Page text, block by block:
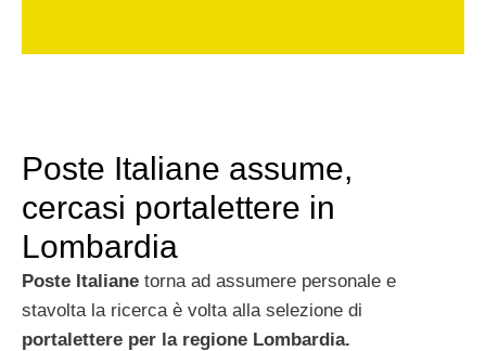
Poste Italiane assume,
cercasi portalettere in
Lombardia
Poste Italiane torna ad assumere personale e
stavolta la ricerca è volta alla selezione di
portalettere per la regione Lombardia.